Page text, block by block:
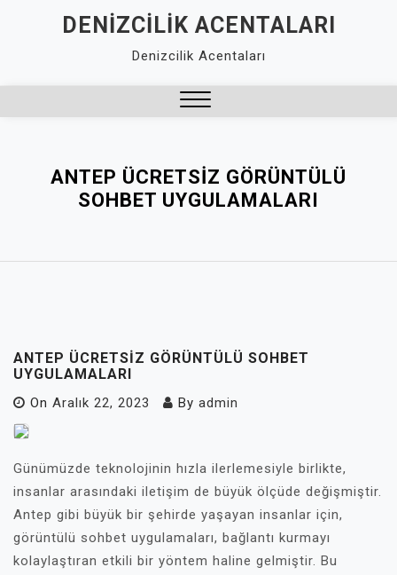
DENIZCILIK ACENTALARI
Denizcilik Acentaları
ANTEP ÜCRETSIZ GÖRÜNTÜLÜ
SOHBET UYGULAMALARI
ANTEP ÜCRETSIZ GÖRÜNTÜLÜ SOHBET
UYGULAMALARI
On Aralık 22, 2023 By admin
Günümüzde teknolojinin hızla ilerlemesiyle birlikte,
insanlar arasındaki iletişim de büyük ölçüde değişmiştir.
Antep gibi büyük bir şehirde yaşayan insanlar için,
görüntülü sohbet uygulamaları, bağlantı kurmayı
kolaylaştıran etkili bir yöntem haline gelmiştir. Bu